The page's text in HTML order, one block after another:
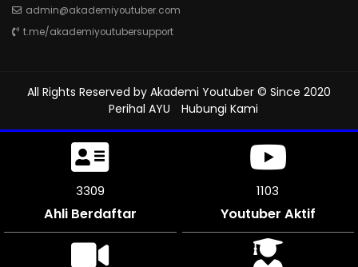
admin@akademiyoutuber.com
t.me/akademiyoutubersupport
All Rights Reserved by Akademi Youtuber © Since 2020
Perihal AYU
Hubungi Kami
3759
Ahli Berdaftar
1253
Youtuber Aktif